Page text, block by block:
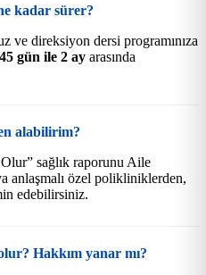
kadar sürer?
ve direksiyon dersi programınıza
45 gün ile 2 ay arasında
alabilirim?
sağlık raporunu Aile
anlaşmalı özel polikliniklerden,
edebilirsiniz.
Hakkım yanar mı?